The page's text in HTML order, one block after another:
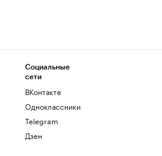
Социальные
сети
ВКонтакте
Одноклассники
Telegram
Дзен